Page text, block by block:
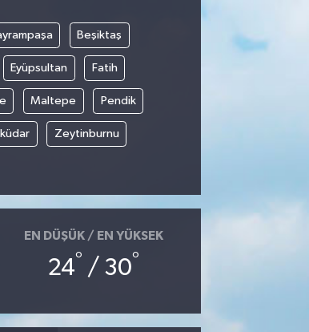
Beşiktaş
Eyüpsultan Fatih
Maltepe Pendik
Zeytinburnu
EN DÜŞÜK / EN YÜKSEK
24° / 30°